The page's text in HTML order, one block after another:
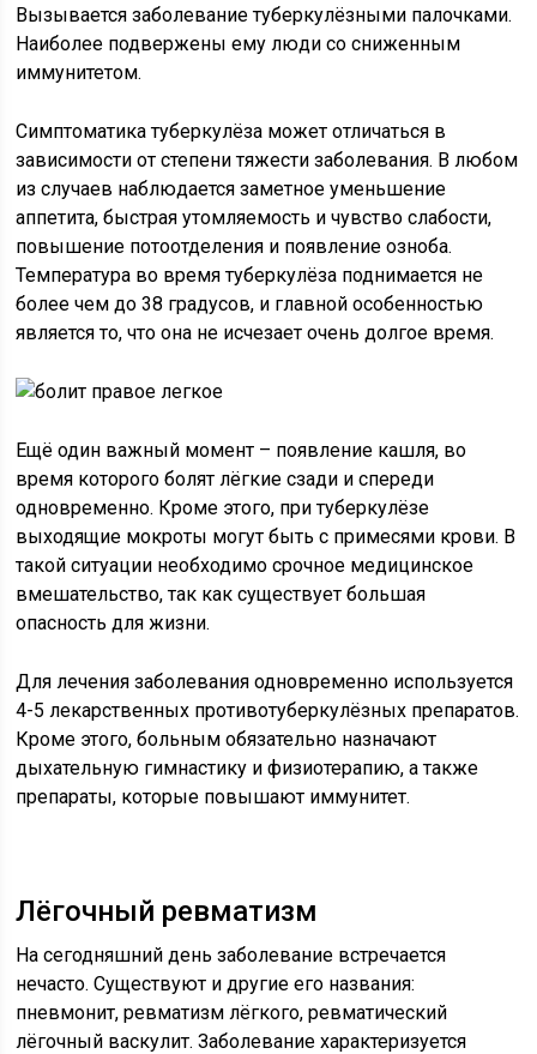
Вызывается заболевание туберкулёзными палочками.
Наиболее подвержены ему люди со сниженным
иммунитетом.
Симптоматика туберкулёза может отличаться в
зависимости от степени тяжести заболевания. В любом
из случаев наблюдается заметное уменьшение
аппетита, быстрая утомляемость и чувство слабости,
повышение потоотделения и появление озноба.
Температура во время туберкулёза поднимается не
более чем до 38 градусов, и главной особенностью
является то, что она не исчезает очень долгое время.
Ещё один важный момент – появление кашля, во
время которого болят лёгкие сзади и спереди
одновременно. Кроме этого, при туберкулёзе
выходящие мокроты могут быть с примесями крови. В
такой ситуации необходимо срочное медицинское
вмешательство, так как существует большая
опасность для жизни.
Для лечения заболевания одновременно используется
4-5 лекарственных противотуберкулёзных препаратов.
Кроме этого, больным обязательно назначают
дыхательную гимнастику и физиотерапию, а также
препараты, которые повышают иммунитет.
Лёгочный ревматизм
На сегодняшний день заболевание встречается
нечасто. Существуют и другие его названия:
пневмонит, ревматизм лёгкого, ревматический
лёгочный васкулит. Заболевание характеризуется